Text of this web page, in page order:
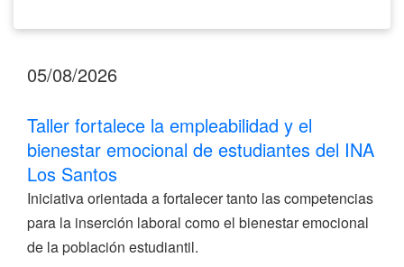
05/08/2026
Taller fortalece la empleabilidad y el
bienestar emocional de estudiantes del INA
Los Santos
Iniciativa orientada a fortalecer tanto las competencias
para la inserción laboral como el bienestar emocional
de la población estudiantil.